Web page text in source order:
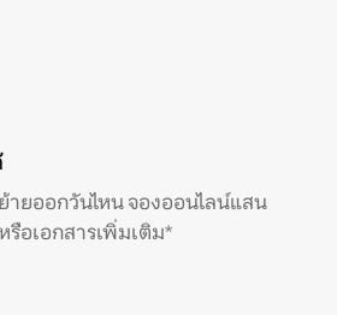
ายออกวันไหน จองออนไลน์แสน
อเอกสารเพิ่มเติม*